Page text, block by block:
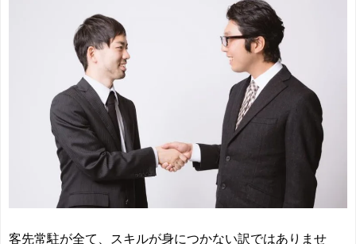
客先常駐が全て、スキルが身につかない訳ではありませ